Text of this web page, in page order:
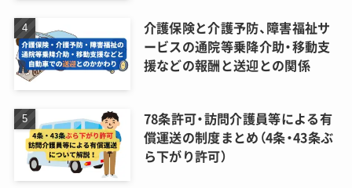
介護保険と介護予防、障害福祉サ
ービスの通院等乗降介助・移動支
援などの報酬と送迎との関係
78条許可・訪問介護員等による有
償運送の制度まとめ（4条・43条ぶ
ら下がり許可）